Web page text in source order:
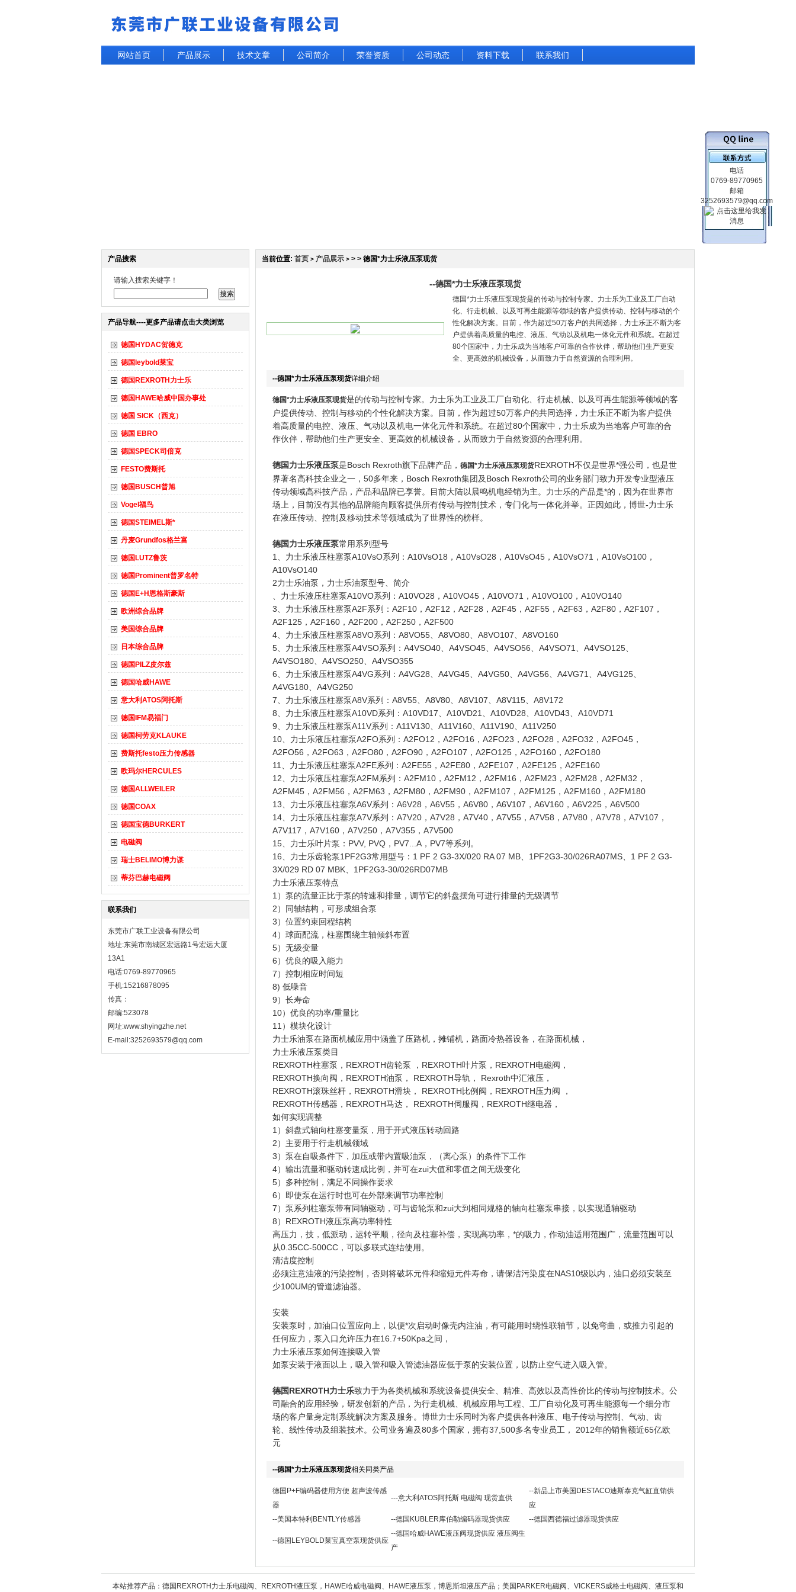
网站首页 产品展示 技术文章 公司简介 荣誉资质 公司动态 资料下载 联系我们
产品搜索
请输入搜索关键字！
产品导航----更多产品请点击大类浏览
德国HYDAC贺德克
德国leybold莱宝
德国REXROTH力士乐
德国HAWE哈威中国办事处
德国 SICK（西克）
德国 EBRO
德国SPECK司倍克
FESTO费斯托
德国BUSCH普旭
Vogel福鸟
德国STEIMEL斯*
丹麦Grundfos格兰富
德国LUTZ鲁茨
德国Prominent普罗名特
德国E+H恩格斯豪斯
欧洲综合品牌
美国综合品牌
日本综合品牌
德国PILZ皮尔兹
德国哈威HAWE
意大利ATOS阿托斯
德国IFM易福门
德国柯劳克KLAUKE
费斯托festo压力传感器
欧玛尔HERCULES
德国ALLWEILER
德国COAX
德国宝德BURKERT
电磁阀
瑞士BELIMO博力谋
蒂芬巴赫电磁阀
联系我们
东莞市广联工业设备有限公司
地址:东莞市南城区宏远路1号宏远大厦
13A1
电话:0769-89770965
手机:15216878095
传真：
邮编:523078
网址:www.shyingzhe.net
E-mail:3252693579@qq.com
当前位置: 首页 > 产品展示 > > > 德国*力士乐液压泵现货
--德国*力士乐液压泵现货
德国*力士乐液压泵现货是的传动与控制专家。力士乐为工业及工厂自动
化、行走机械、以及可再生能源等领域的客户提供传动、控制与移动的个
性化解决方案。目前，作为超过50万客户的共同选择，力士乐正不断为客
户提供着高质量的电控、液压、气动以及机电一体化元件和系统。在超过
80个国家中，力士乐成为当地客户可靠的合作伙伴，帮助他们生产更安
全、更高效的机械设备，从而致力于自然资源的合理利用。
--德国*力士乐液压泵现货详细介绍
德国*力士乐液压泵现货是的传动与控制专家。力士乐为工业及工厂自动化、行走机械、以及可再生能源等领域的客
户提供传动、控制与移动的个性化解决方案。目前，作为超过50万客户的共同选择，力士乐正不断为客户提供
着高质量的电控、液压、气动以及机电一体化元件和系统。在超过80个国家中，力士乐成为当地客户可靠的合
作伙伴，帮助他们生产更安全、更高效的机械设备，从而致力于自然资源的合理利用。
德国力士乐液压泵是Bosch Rexroth旗下品牌产品， 德国*力士乐液压泵现货REXROTH不仅是世界*强公司，也是世
界著名高科技企业之一，50多年来，Bosch Rexroth集团及Bosch Rexroth公司的业务部门致力开发专业型液压
传动领域高科技产品，产品和品牌已享誉。目前大陆以晨鸣机电经销为主。力士乐的产品是*的，因为在世界市
场上，目前没有其他的品牌能向顾客提供所有传动与控制技术，专门化与一体化并举。正因如此，博世-力士乐
在液压传动、控制及移动技术等领域成为了世界性的榜样。
德国力士乐液压泵常用系列型号
1、力士乐液压柱塞泵A10VsO系列：A10VsO18，A10VsO28，A10VsO45，A10VsO71，A10VsO100，
A10VsO140
2力士乐油泵，力士乐油泵型号、简介
、力士乐液压柱塞泵A10VO系列：A10VO28，A10VO45，A10VO71，A10VO100，A10VO140
3、力士乐液压柱塞泵A2F系列：A2F10，A2F12，A2F28，A2F45，A2F55，A2F63，A2F80，A2F107，
A2F125，A2F160，A2F200，A2F250，A2F500
4、力士乐液压柱塞泵A8VO系列：A8VO55、A8VO80、A8VO107、A8VO160
5、力士乐液压柱塞泵A4VSO系列：A4VSO40、A4VSO45、A4VSO56、A4VSO71、A4VSO125、
A4VSO180、A4VSO250、A4VSO355
6、力士乐液压柱塞泵A4VG系列：A4VG28、A4VG45、A4VG50、A4VG56、A4VG71、A4VG125、
A4VG180、A4VG250
7、力士乐液压柱塞泵A8V系列：A8V55、A8V80、A8V107、A8V115、A8V172
8、力士乐液压柱塞泵A10VD系列：A10VD17、A10VD21、A10VD28、A10VD43、A10VD71
9、力士乐液压柱塞泵A11V系列：A11V130、A11V160、A11V190、A11V250
10、力士乐液压柱塞泵A2FO系列：A2FO12，A2FO16，A2FO23，A2FO28，A2FO32，A2FO45，
A2FO56，A2FO63，A2FO80，A2FO90，A2FO107，A2FO125，A2FO160，A2FO180
11、力士乐液压柱塞泵A2FE系列：A2FE55，A2FE80，A2FE107，A2FE125，A2FE160
12、力士乐液压柱塞泵A2FM系列：A2FM10，A2FM12，A2FM16，A2FM23，A2FM28，A2FM32，
A2FM45，A2FM56，A2FM63，A2FM80，A2FM90，A2FM107，A2FM125，A2FM160，A2FM180
13、力士乐液压柱塞泵A6V系列：A6V28，A6V55，A6V80，A6V107，A6V160，A6V225，A6V500
14、力士乐液压柱塞泵A7V系列：A7V20，A7V28，A7V40，A7V55，A7V58，A7V80，A7V78，A7V107，
A7V117，A7V160，A7V250，A7V355，A7V500
15、力士乐叶片泵：PVV, PVQ，PV7...A，PV7等系列。
16、力士乐齿轮泵1PF2G3常用型号：1 PF 2 G3-3X/020 RA 07 MB、1PF2G3-30/026RA07MS、1 PF 2 G3-
3X/029 RD 07 MBK、1PF2G3-30/026RD07MB
力士乐液压泵特点
1）泵的流量正比于泵的转速和排量，调节它的斜盘摆角可进行排量的无级调节
2）同轴结构，可形成组合泵
3）位置约束回程结构
4）球面配流，柱塞围绕主轴倾斜布置
5）无级变量
6）优良的吸入能力
7）控制相应时间短
8) 低噪音
9）长寿命
10）优良的功率/重量比
11）模块化设计
力士乐油泵在路面机械应用中涵盖了压路机，摊铺机，路面冷热器设备，在路面机械，
力士乐液压泵类目
REXROTH柱塞泵，REXROTH齿轮泵 ，REXROTH叶片泵，REXROTH电磁阀，
REXROTH换向阀，REXROTH油泵， REXROTH导轨， Rexroth中汇液压，
REXROTH滚珠丝杆，REXROTH滑块， REXROTH比例阀，REXROTH压力阀 ，
REXROTH传感器，REXROTH马达， REXROTH伺服阀，REXROTH继电器，
如何实现调整
1）斜盘式轴向柱塞变量泵，用于开式液压转动回路
2）主要用于行走机械领域
3）泵在自吸条件下，加压或带内置吸油泵，（离心泵）的条件下工作
4）输出流量和驱动转速成比例，并可在zui大值和零值之间无级变化
5）多种控制，满足不同操作要求
6）即使泵在运行时也可在外部来调节功率控制
7）泵系列柱塞泵带有同轴驱动，可与齿轮泵和zui大到相同规格的轴向柱塞泵串接，以实现通轴驱动
8）REXROTH液压泵高功率特性
高压力，技，低派动，运转平顺，径向及柱塞补偿，实现高功率，*的吸力，作动油适用范围广，流量范围可以
从0.35CC-500CC，可以多联式连结使用。
清洁度控制
必须注意油液的污染控制，否则将破坏元件和缩短元件寿命，请保洁污染度在NAS10级以内，油口必须安装至
少100UM的管道滤油器。
安装
安装泵时，加油口位置应向上，以便*次启动时像壳内注油，有可能用时绕性联轴节，以免弯曲，或推力引起的
任何应力，泵入口允许压力在16.7+50Kpa之间，
力士乐液压泵如何连接吸入管
如泵安装于液面以上，吸入管和吸入管滤油器应低于泵的安装位置，以防止空气进入吸入管。
德国REXROTH力士乐致力于为各类机械和系统设备提供安全、精准、高效以及高性价比的传动与控制技术。公
司融合的应用经验，研发创新的产品，为行走机械、机械应用与工程、工厂自动化及可再生能源每一个细分市
场的客户量身定制系统解决方案及服务。博世力士乐同时为客户提供各种液压、电子传动与控制、气动、齿
轮、线性传动及组装技术。公司业务遍及80多个国家，拥有37,500多名专业员工， 2012年的销售额近65亿欧
元
--德国*力士乐液压泵现货相关同类产品
德国P+F编码器使用方便 超声波传感
器
---意大利ATOS阿托斯 电磁阀 现货直供
--新品上市美国DESTACO迪斯泰克气缸直销供
应
--美国本特利BENTLY传感器
--德国KUBLER库伯勒编码器现货供应 --德国西德福过滤器现货供应
--德国LEYBOLD莱宝真空泵现货供应
--德国哈威HAWE液压阀现货供应 液压阀生
产
本站推荐产品： 德国REXROTH力士乐电磁阀、REXROTH液压泵，HAWE哈威电磁阀、HAWE液压泵，博恩斯坦液压产品；美国PARKER电磁阀、VICKERS威格士电磁阀、液压泵和
电话
0769-89770965
邮箱
3252693579@qq.com